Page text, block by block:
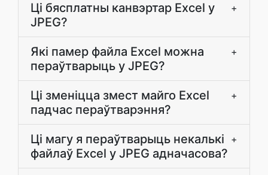
Ці бясплатны канвэртар Excel у
JPEG?
+
Які памер файла Excel можна
пераўтварыць у JPEG?
+
Ці зменіцца змест майго Excel
падчас пераўтварэння?
+
Ці магу я пераўтварыць некалькі
файлаў Excel у JPEG адначасова?
+